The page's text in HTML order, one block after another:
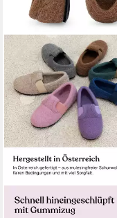
EHRENKINDGemütliche,